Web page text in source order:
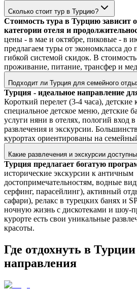
Сколько стоит тур в Турцию?
Стоимость тура в Турцию зависит
категории отеля и
цены - в мае и октябре, пиковые - в
предлагаем туры от экономкласса до
гибкой системой скидок. В
проживание, питание, трансфер и
Подходит ли Турция для семейного
Турция - идеальное направление
Короткий перелет (3-4 часа),
специальное детское меню, детские
услуги няни в отелях, пологий вход
развлечения и экскурсии.
курортах ориентированы на
Какие развлечения и экскурсии
Турция предлагает богатую
исторические экскурсии к античным
достопримечательностям, водные
серфинг, парасейлинг), активный
сафари), релакс в турецких банях и
ночную жизнь с дискотеками и шоу-
курорте есть свои уникальные
красоты.
Где отдохнуть в
направления